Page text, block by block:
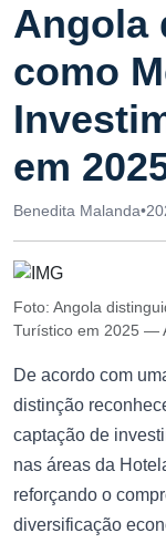
Angola
como
em
Benedita Malanda•
Foto: Angola
Turístico em 2025 —
De acordo com
distinção
captação de
nas áreas da
reforçando o
diversificação